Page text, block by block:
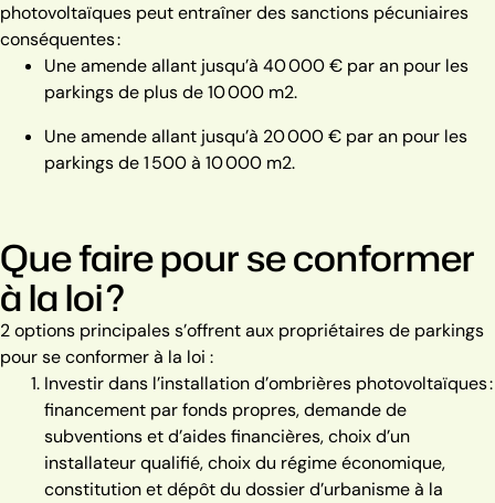
photovoltaïques peut entraîner des sanctions pécuniaires
conséquentes :
Une amende allant jusqu’à 40 000 € par an pour les
parkings de plus de 10 000 m2.
Une amende allant jusqu’à 20 000 € par an pour les
parkings de 1 500 à 10 000 m2.
Que faire pour se conformer
à la loi ?
2 options principales s’offrent aux propriétaires de parkings
pour se conformer à la loi :
Investir dans l’installation d’ombrières photovoltaïques :
financement par fonds propres, demande de
subventions et d’aides financières, choix d’un
installateur qualifié, choix du régime économique,
constitution et dépôt du dossier d’urbanisme à la